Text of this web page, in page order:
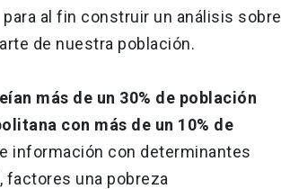
al fin construir un análisis sobre
de nuestra población.
más de un 30% de población
con más de un 10% de
información con determinantes
factores una pobreza